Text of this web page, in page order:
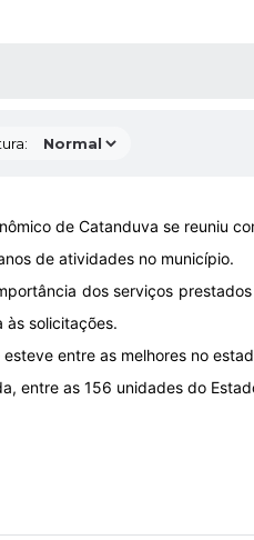
de Catanduva se reuniu
de atividades no município.
dos serviços
às solicitações.
entre as melhores no
entre as 156 unidades do